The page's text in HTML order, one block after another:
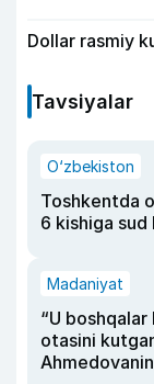
Dollar rasmiy
Tavsiyalar
O‘zbekiston
Toshkentda
6 kishiga sud
Madaniyat
“U
otasini